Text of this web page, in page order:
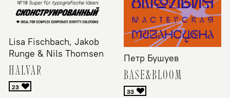
Lisa Fischbach, Jakob
Runge & Nils Thomsen
HALVAR
Петр Бушуев
BASE&BLOOM